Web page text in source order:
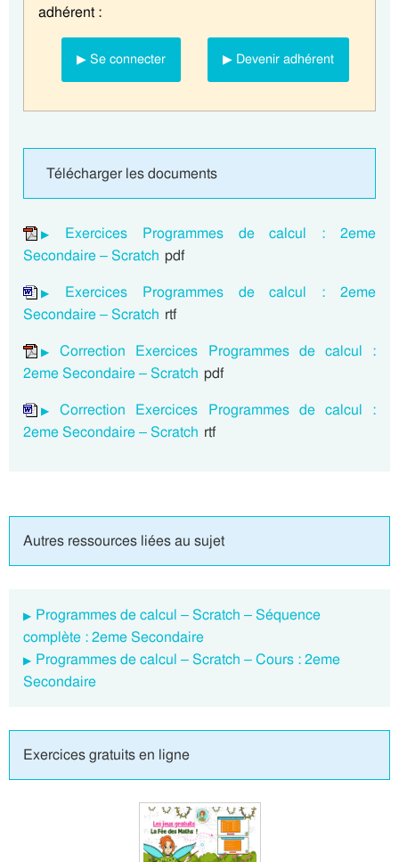
adhérent :
▶ Se connecter ▶ Devenir adhérent
Télécharger les documents
Exercices Programmes de calcul : 2eme
Secondaire – Scratch pdf
Exercices Programmes de calcul : 2eme
Secondaire – Scratch rtf
Correction Exercices Programmes de calcul :
2eme Secondaire – Scratch pdf
Correction Exercices Programmes de calcul :
2eme Secondaire – Scratch rtf
Autres ressources liées au sujet
Programmes de calcul – Scratch – Séquence
complète : 2eme Secondaire
Programmes de calcul – Scratch – Cours : 2eme
Secondaire
Exercices gratuits en ligne